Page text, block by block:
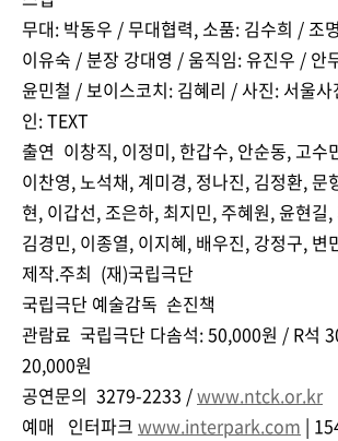
무대: 박동우 / 무대협력, 소품: 김수희 / 조
이유숙 / 분장 강대영 / 움직임: 유진우 /
윤민철 / 보이스코치: 김혜리 / 사진: 서울
인: TEXT
출연 이창직, 이정미, 한갑수, 안순동, 고수
이찬영, 노석채, 계미경, 정나진, 김정환, 문
현, 이갑선, 조은하, 최지민, 주혜원, 윤현길
김경민, 이종열, 이지혜, 배우진, 강정구, 변
제작.주최 (재)국립극단
국립극단 예술감독 손진책
관람료 국립극단 다솜석: 50,000원 / R석
20,000원
공연문의 3279-2233 /www.ntck.or.kr
예매 인터파크 www.interpark.com |